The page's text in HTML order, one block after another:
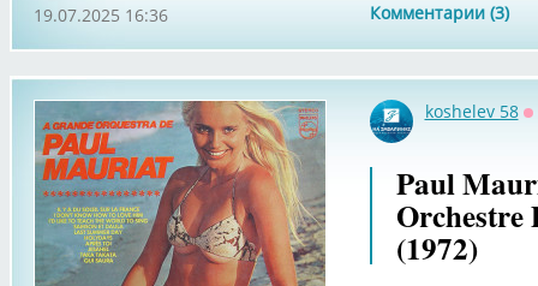
Комментарии (3)
19.07.2025 16:36
koshelev 58
Paul
Orchestre
(1972)